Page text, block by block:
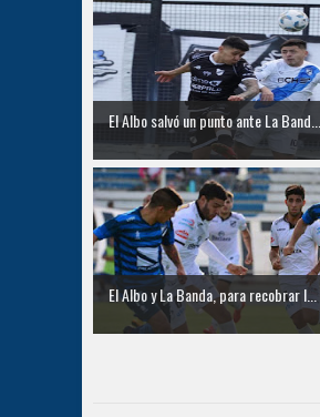
El Albo salvó un punto ante La Band...
El Albo y La Banda, para recobrar l...